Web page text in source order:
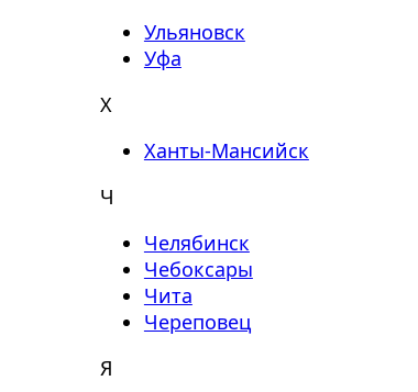
Ульяновск
Уфа
Х
Ханты-Мансийск
Ч
Челябинск
Чебоксары
Чита
Череповец
Я